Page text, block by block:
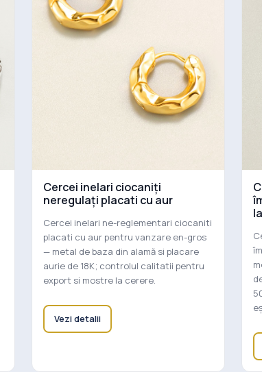
Cercei inelari ciocaniți
neregulați placati cu aur
Cercei inelari ne-reglementari ciocaniti
placati cu aur pentru vanzare en-gros
— metal de baza din alamă si placare
aurie de 18K; controlul calitatii pentru
export si mostre la cerere.
Vezi detalii